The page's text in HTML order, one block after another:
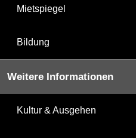
Mietspiegel
Bildung
Weitere Informationen
Kultur & Ausgehen